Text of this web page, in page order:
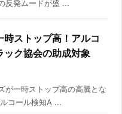
反発ムードが盛 ...
時ストップ高！アルコ
ック協会の助成対象
が一時ストップ高の高騰とな
コール検知A ...